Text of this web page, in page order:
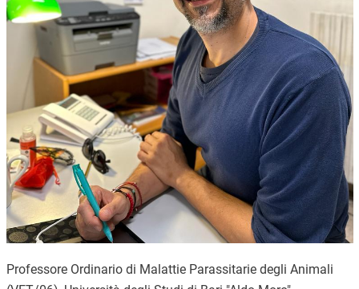
Professore Ordinario di Malattie Parassitarie degli Animali